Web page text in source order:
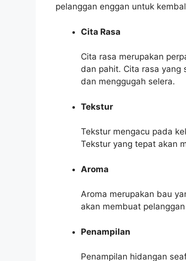
pelanggan enggan untuk
Cita Rasa
Cita rasa merupakan
dan pahit. Cita rasa yang
dan menggugah selera.
Tekstur
Tekstur mengacu pada
Tekstur yang tepat akan
Aroma
Aroma merupakan bau
akan membuat
Penampilan
Penampilan hidangan